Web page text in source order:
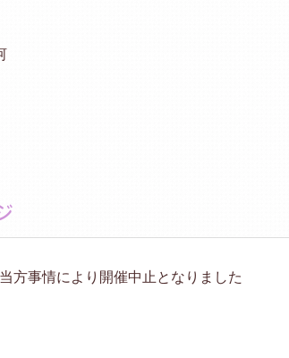
当方事情により開催中止となりました